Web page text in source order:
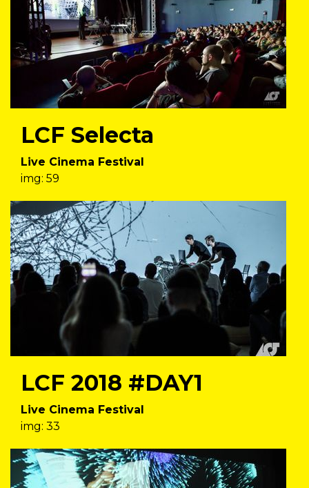
LCF Selecta
Live Cinema Festival
img: 59
LCF 2018 #DAY1
Live Cinema Festival
img: 33